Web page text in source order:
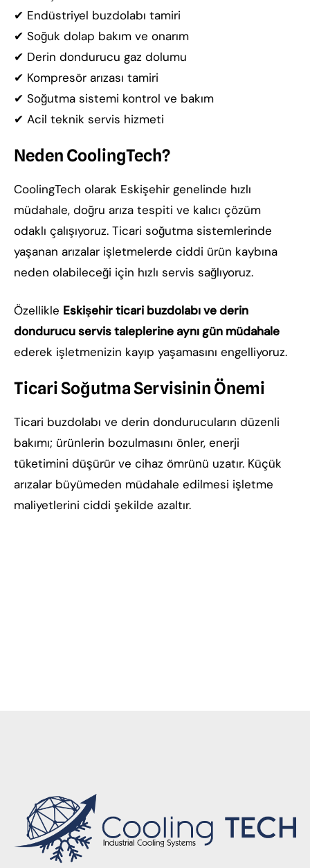
✔ Endüstriyel buzdolabı tamiri
✔ Soğuk dolap bakım ve onarım
✔ Derin dondurucu gaz dolumu
✔ Kompresör arızası tamiri
✔ Soğutma sistemi kontrol ve bakım
✔ Acil teknik servis hizmeti
Neden CoolingTech?
CoolingTech olarak Eskişehir genelinde hızlı
müdahale, doğru arıza tespiti ve kalıcı çözüm
odaklı çalışıyoruz. Ticari soğutma sistemlerinde
yaşanan arızalar işletmelerde ciddi ürün kaybına
neden olabileceği için hızlı servis sağlıyoruz.
Özellikle Eskişehir ticari buzdolabı ve derin
dondurucu servis taleplerine aynı gün müdahale
ederek işletmenizin kayıp yaşamasını engelliyoruz.
Ticari Soğutma Servisinin Önemi
Ticari buzdolabı ve derin dondurucuların düzenli
bakımı; ürünlerin bozulmasını önler, enerji
tüketimini düşürür ve cihaz ömrünü uzatır. Küçük
arızalar büyümeden müdahale edilmesi işletme
maliyetlerini ciddi şekilde azaltır.